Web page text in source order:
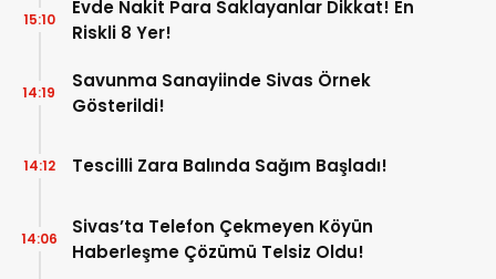
Evde Nakit Para Saklayanlar Dikkat! En
Riskli 8 Yer!
15:10
Savunma Sanayiinde Sivas Örnek
Gösterildi!
14:19
Tescilli Zara Balında Sağım Başladı!
14:12
Sivas’ta Telefon Çekmeyen Köyün
Haberleşme Çözümü Telsiz Oldu!
14:06